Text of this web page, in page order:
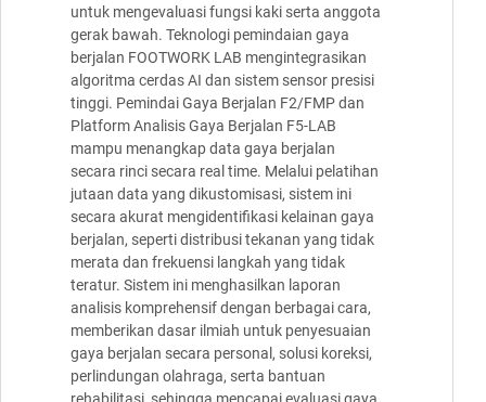
untuk mengevaluasi fungsi kaki serta anggota
gerak bawah. Teknologi pemindaian gaya
berjalan FOOTWORK LAB mengintegrasikan
algoritma cerdas AI dan sistem sensor presisi
tinggi. Pemindai Gaya Berjalan F2/FMP dan
Platform Analisis Gaya Berjalan F5-LAB
mampu menangkap data gaya berjalan
secara rinci secara real time. Melalui pelatihan
jutaan data yang dikustomisasi, sistem ini
secara akurat mengidentifikasi kelainan gaya
berjalan, seperti distribusi tekanan yang tidak
merata dan frekuensi langkah yang tidak
teratur. Sistem ini menghasilkan laporan
analisis komprehensif dengan berbagai cara,
memberikan dasar ilmiah untuk penyesuaian
gaya berjalan secara personal, solusi koreksi,
perlindungan olahraga, serta bantuan